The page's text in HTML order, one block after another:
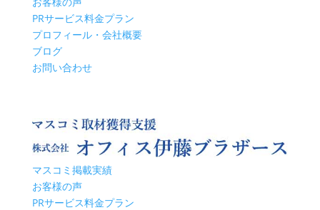
PRサービス料金プラン
プロフィール・会社概要
ブログ
お問い合わせ
マスコミ掲載実績
お客様の声
PRサービス料金プラン